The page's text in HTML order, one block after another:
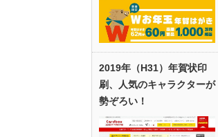
2019年（H31）年賀状印
刷、人気のキャラクターが
勢ぞろい！